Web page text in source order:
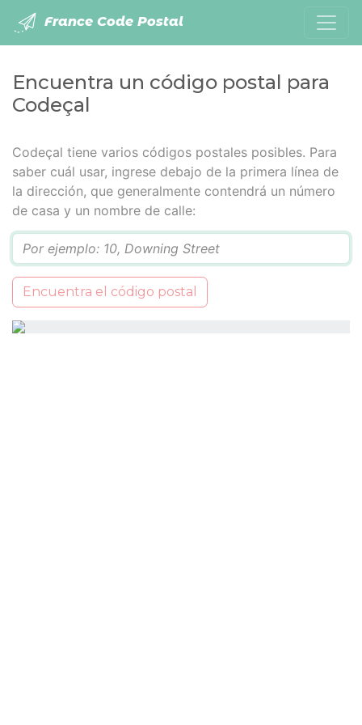
France Code Postal
Encuentra un código postal para
Codeçal
Codeçal tiene varios códigos postales posibles. Para
saber cuál usar, ingrese debajo de la primera línea de
la dirección, que generalmente contendrá un número
de casa y un nombre de calle:
Encuentra el código postal